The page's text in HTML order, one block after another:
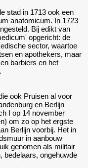
stad in 1713 ook een
anatomicum. In 1723
Bij edikt van
opgericht: de
sector, waartoe
en apothekers, maar
barbiers en het
ook Pruisen al voor
en Berlijn
I op 14 november
om zo op het ergste
Berlijn voorbij. Het in
in aanbouw
genomen als militair
bedelaars, ongehuwde